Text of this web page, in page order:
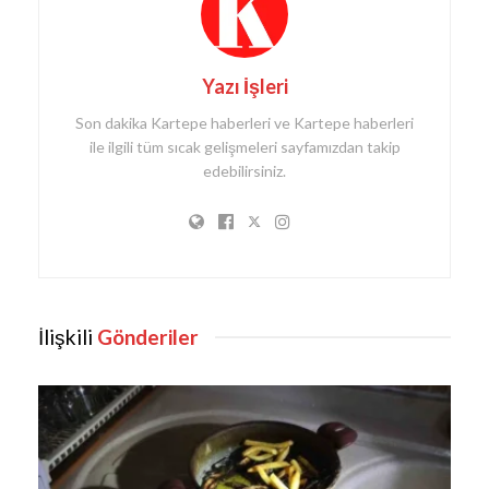
Yazı İşleri
Son dakika Kartepe haberleri ve Kartepe haberleri
ile ilgili tüm sıcak gelişmeleri sayfamızdan takip
edebilirsiniz.
İlişkili Gönderiler